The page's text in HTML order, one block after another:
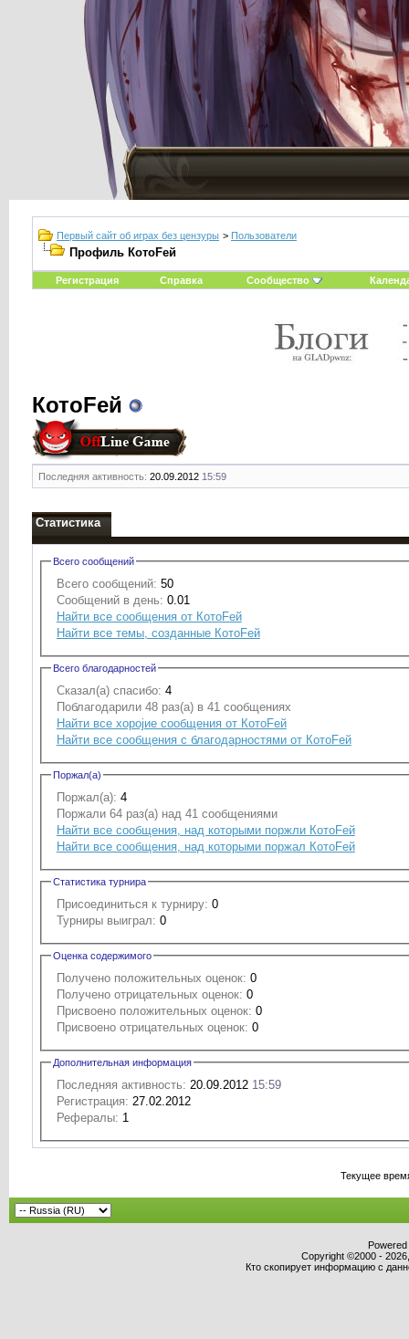
Первый сайт об играх без цензуры > Пользователи
Профиль КотоFей
Регистрация Справка Сообщество
КотоFей
Последняя активность: 20.09.2012 15:59
Статистика
Всего сообщений
Всего сообщений: 50
Сообщений в день: 0.01
Найти все сообщения от КотоFей
Найти все темы, созданные КотоFей
Всего благодарностей
Сказал(а) спасибо: 4
Поблагодарили 48 раз(а) в 41 сообщениях
Найти все хоројие сообщения от КотоFей
Найти все сообщения с благодарностями от КотоFей
Поржал(а)
Поржал(а): 4
Поржали 64 раз(а) над 41 сообщениями
Найти все сообщения, над которыми поржли КотоFей
Найти все сообщения, над которыми поржал КотоFей
Статистика турнира
Присоединиться к турниру: 0
Турниры выиграл: 0
Оценка содержимого
Получено положительных оценок: 0
Получено отрицательных оценок: 0
Присвоено положительных оценок: 0
Присвоено отрицательных оценок: 0
Дополнительная информация
Последняя активность: 20.09.2012 15:59
Регистрация: 27.02.2012
Рефералы: 1
Текущее
Copyright ©2000 -
Кто скопирует информацию с